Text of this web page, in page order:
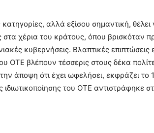
αλλά εξίσου σημαντική, θέλει
στα χέρια του κράτους, όπου βρισκόταν
κυβερνήσεις. Βλαπτικές επιπτώσεις
ΟΤΕ βλέπουν τέσσερις στους δέκα
άποψη ότι έχει ωφελήσει, εκφράζει το
του ΟΤΕ αντιστράφηκε